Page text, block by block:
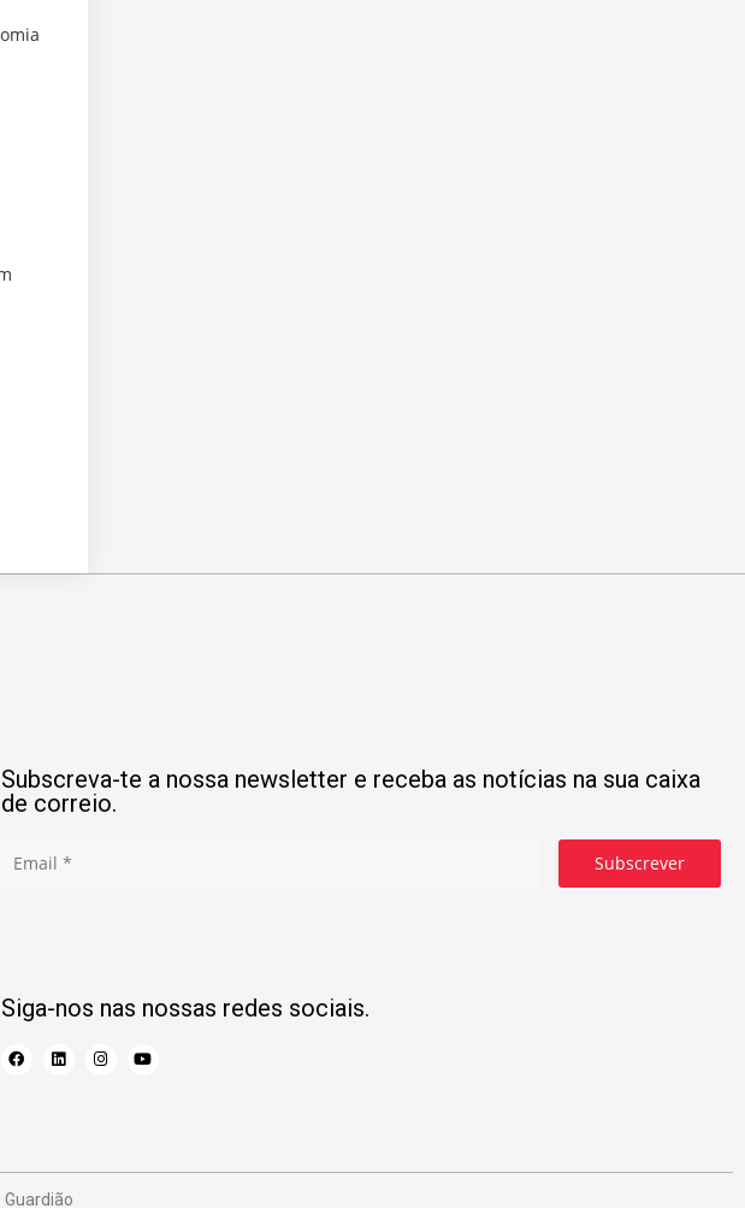
Subscreva-te a nossa newsletter e receba as notícias na sua caixa
de correio.
Subscrever
Siga-nos nas nossas redes sociais.